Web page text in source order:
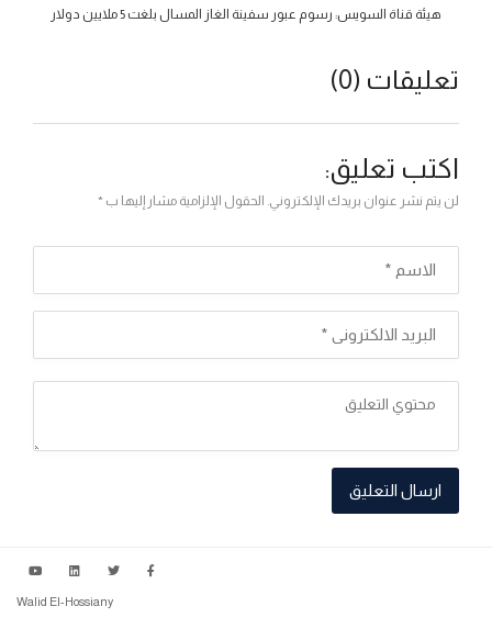
هيئة قناة السويس: رسوم عبور سفينة الغاز المسال بلغت 5 ملايين دولار
تعليقات (0)
اكتب تعليق:
لن يتم نشر عنوان بريدك الإلكتروني. الحقول الإلزامية مشار إليها ب *
Walid El-Hossiany